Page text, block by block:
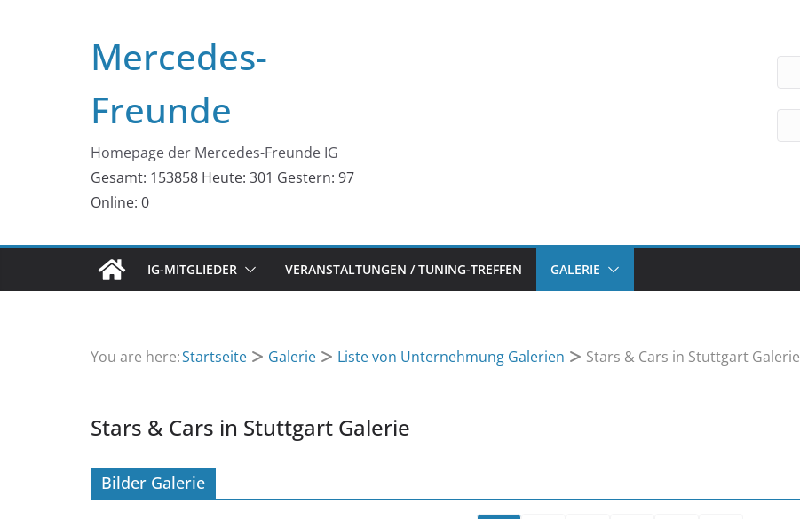
Mercedes-
Freunde
Homepage der Mercedes-Freunde IG
Gesamt: 153858 Heute: 301 Gestern: 97
Online: 0
IG-MITGLIEDER VERANSTALTUNGEN / TUNING-TREFFEN GALERIE
You are here:Startseite Galerie Liste von Unternehmung Galerien Stars & Cars in Stuttgart Galerie
Stars & Cars in Stuttgart Galerie
Bilder Galerie